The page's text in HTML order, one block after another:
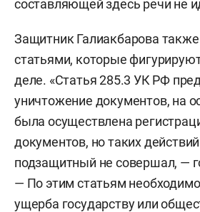
составляющей здесь речи не
Защитник Галиакбарова также
статьями, которые
деле. «Статья 285.3 УК РФ
уничтожение документов, на
была осуществлена
документов, но таких
подзащитный не совершал, —
— По этим статьям
ущерба государству или